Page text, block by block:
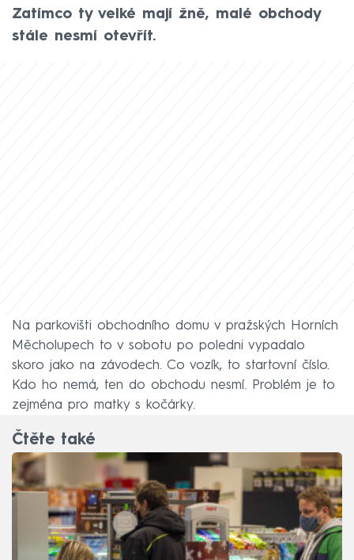
Zatímco ty velké mají žně, malé obchody
stále nesmí otevřít.
Na parkovišti obchodního domu v pražských Horních
Měcholupech to v sobotu po poledni vypadalo
skoro jako na závodech. Co vozík, to startovní číslo.
Kdo ho nemá, ten do obchodu nesmí. Problém je to
zejména pro matky s kočárky.
Čtěte také